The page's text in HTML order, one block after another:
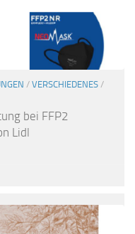
/ VERSCHIEDENES /
bei FFP2
Lidl